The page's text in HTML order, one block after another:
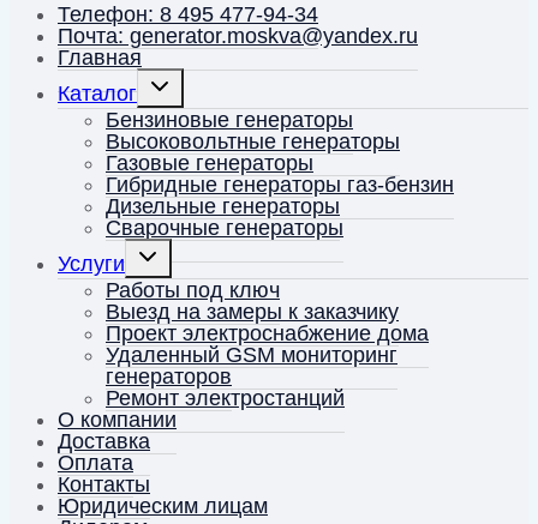
Телефон: 8 495 477-94-34
Почта: generator.moskva@yandex.ru
Главная
Каталог
Переключить
дочернее
меню
Бензиновые генераторы
Высоковольтные генераторы
Газовые генераторы
Гибридные генераторы газ-бензин
Дизельные генераторы
Сварочные генераторы
Услуги
Переключить
дочернее
меню
Работы под ключ
Выезд на замеры к заказчику
Проект электроснабжение дома
Удаленный GSM мониторинг
генераторов
Ремонт электростанций
О компании
Доставка
Оплата
Контакты
Юридическим лицам